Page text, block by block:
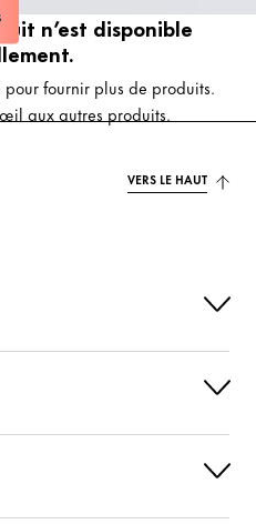
n’est disponible
fournir plus de produits.
aux autres produits.
VERS LE HAUT